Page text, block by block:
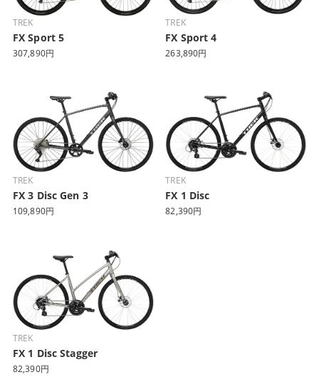
TREK
FX Sport 5
307,890円
TREK
FX Sport 4
263,890円
TREK
FX 3 Disc Gen 3
109,890円
TREK
FX 1 Disc
82,390円
TREK
FX 1 Disc Stagger
82,390円